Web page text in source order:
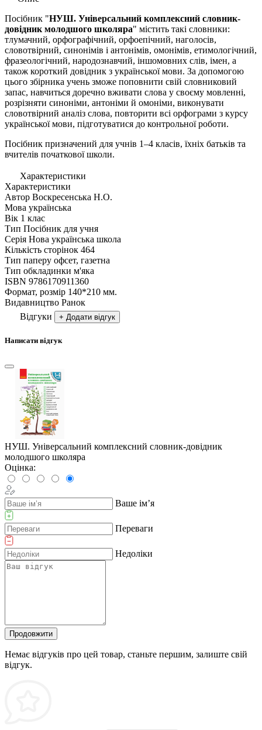
Посібник "НУШ. Універсальний комплексний словник-
довідник молодшого школяра" містить такі словники:
тлумачний, орфографічний, орфоепічний, наголосів,
словотвірний, синонімів і антонімів, омонімів, етимологічний,
фразеологічний, народознавчий, іншомовних слів, імен, а
також короткий довідник з української мови. За допомогою
цього збірника учень зможе поповнити свій словниковий
запас, навчиться доречно вживати слова у своєму мовленні,
розрізняти синоніми, антоніми й омоніми, виконувати
словотвірний аналіз слова, повторити всі орфограми з курсу
української мови, підготуватися до контрольної роботи.
Посібник призначений для учнів 1–4 класів, їхніх батьків та
вчителів початкової школи.
Характеристики
Характеристики
Автор Воскресенська Н.О.
Мова українська
Вік 1 клас
Тип Посібник для учня
Серія Нова українська школа
Кількість сторінок 464
Тип паперу офсет, газетна
Тип обкладинки м'яка
ISBN 9786170911360
Формат, розмір 140*210 мм.
Видавництво Ранок
Відгуки
+ Додати відгук
Написати відгук
НУШ. Універсальний комплексний словник-довідник
молодшого школяра
Оцінка:
Ваше ім’я
Переваги
Недоліки
Продовжити
Немає відгуків про цей товар, станьте першим, залиште свій
відгук.